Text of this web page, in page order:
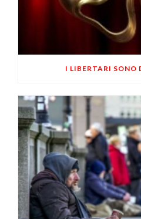
I LIBERTARI SONO